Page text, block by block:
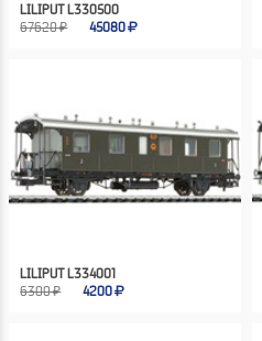
LILIPUT L330500
67620 ₽
45080
LILIPUT L334001
6300 ₽
4200